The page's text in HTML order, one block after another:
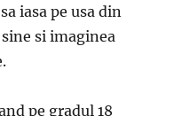
iasa pe usa din
si imaginea
pe gradul 18